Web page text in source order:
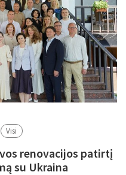
Visi
renovacijos patirtį
su Ukraina